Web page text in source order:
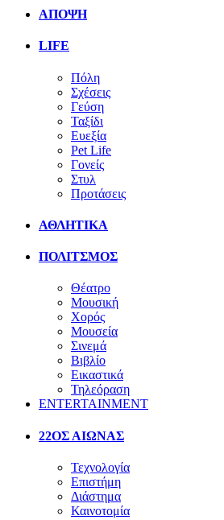
ΑΠΟΨΗ
LIFE
Πόλη
Σχέσεις
Γεύση
Ταξίδι
Ευεξία
Pet Life
Γονείς
Στυλ
Προτάσεις
ΑΘΛΗΤΙΚΑ
ΠΟΛΙΤΣΜΟΣ
Θέατρο
Μουσική
Χορός
Μουσεία
Σινεμά
Βιβλίο
Εικαστικά
Τηλεόραση
ENTERTAINMENT
22ΟΣ ΑΙΩΝΑΣ
Τεχνολογία
Επιστήμη
Διάστημα
Καινοτομία